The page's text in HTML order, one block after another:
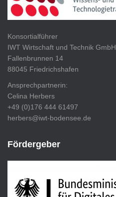
Konsortialführer
IWT Wirtschaft und Technik GmbH
Fallenbrunnen 14
88045 Friedrichshafen
Ansprechpartnerin:
Celina Herbers
+49 (0)176 444 61497
herbers@iwt-bodensee.de
Fördergeber